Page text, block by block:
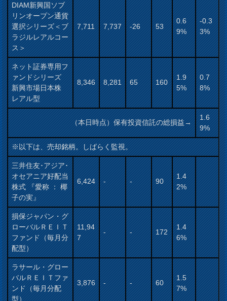
DIAM新興国ソブ
リンオープン通貨
選択シリーズ＜ブ
ラジルレアルコー
ス＞
7,711 7,737 -26 53
0.6
9%
-0.3
3%
ネット証券専用フ
ァンドシリーズ
新興市場日本株
レアル型
8,346 8,281 65 160
1.9
5%
0.7
8%
（本日時点）保有投資信託の総損益→
1.6
9%
※以下は、売却銘柄。しばらく監視。
三井住友･アジア･
オセアニア好配当
株式 『愛称 ： 椰
子の実』
6,424 - - 90
1.4
2%
損保ジャパン・グ
ローバルＲＥＩＴ
ファンド（毎月分
配型）
11,94
7
- - 172
1.4
6%
ラサール・グロー
バルＲＥＩＴファ
ンド（毎月分配
型）
3,876 - - 60
1.5
7%